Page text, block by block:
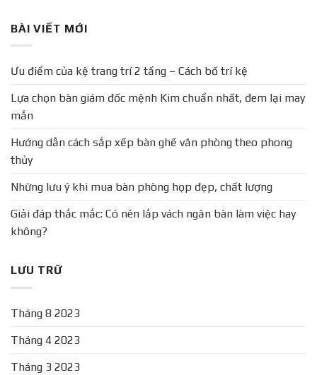
BÀI VIẾT MỚI
Ưu điểm của kệ trang trí 2 tầng – Cách bố trí kệ
Lựa chọn bàn giám đốc mệnh Kim chuẩn nhất, đem lại may
mắn
Hướng dẫn cách sắp xếp bàn ghế văn phòng theo phong
thủy
Những lưu ý khi mua bàn phòng họp đẹp, chất lượng
Giải đáp thắc mắc: Có nên lắp vách ngăn bàn làm việc hay
không?
LƯU TRỮ
Tháng 8 2023
Tháng 4 2023
Tháng 3 2023